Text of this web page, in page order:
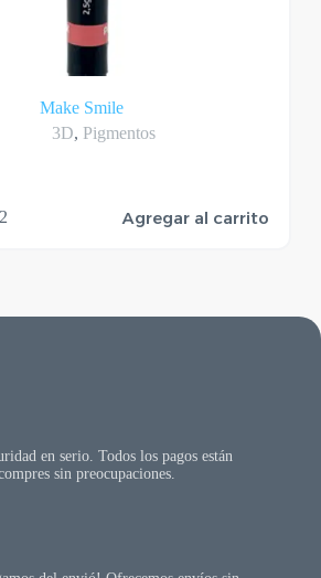
Make Smile
3D, Pigmentos
Agregar al carrito
en serio. Todos los pagos están
sin preocupaciones.